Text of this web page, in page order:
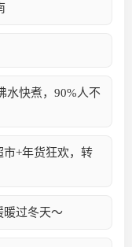
水快煮，90%人不
+年货狂欢，转
暖过冬天～